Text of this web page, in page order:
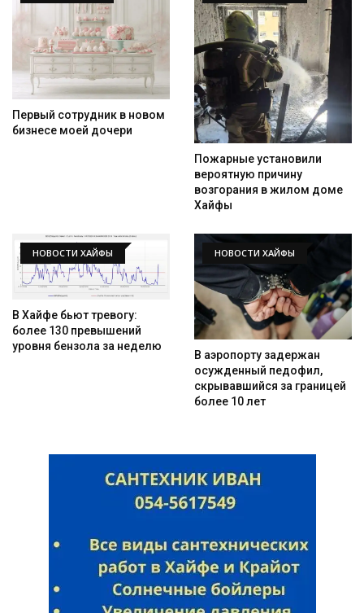
Искать
Первый сотрудник в новом
бизнесе моей дочери
Пожарные установили
вероятную причину
возгорания в жилом доме
Хайфы
НОВОСТИ ХАЙФЫ
В Хайфе бьют тревогу:
более 130 превышений
уровня бензола за неделю
НОВОСТИ ХАЙФЫ
В аэропорту задержан
осужденный педофил,
скрывавшийся за границей
более 10 лет